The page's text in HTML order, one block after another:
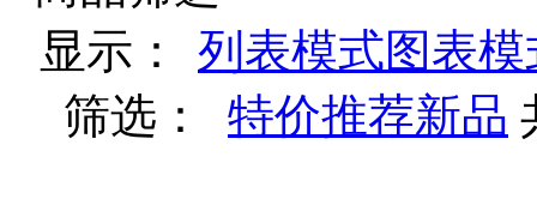
显示：
列表模式图表模
筛选：
特价推荐新品